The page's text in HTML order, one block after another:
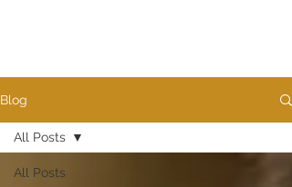
Blog
All Posts
All Posts